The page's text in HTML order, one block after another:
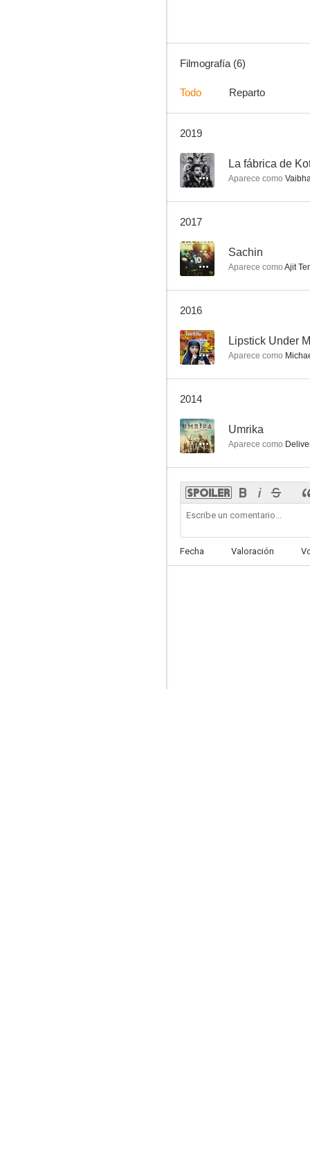
Filmografía (6)
Todo Reparto
2019
-- La fábrica de
Aparece como
2017
-- Sachin
Aparece como Ajit
2016
-- Lipstick Under
Aparece como
2014
-- Umrika
Aparece como
Fecha Valoración